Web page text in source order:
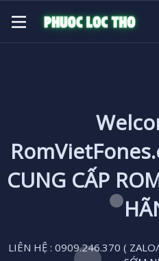
CUNG CẤP
LIÊN HỆ : 0909.246.370 (